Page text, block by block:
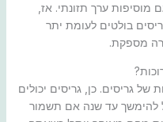
ערך תזונתי. אז,
בולטים לעומת יתר
מספקת.
גריסים. כן, גריסים יכולים
להימשך עד שנה אם תשמור